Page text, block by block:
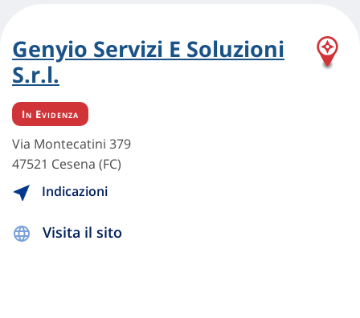
Genyio Servizi E Soluzioni
S.r.l.
In Evidenza
Via Montecatini 379
47521 Cesena (FC)
Indicazioni
Visita il sito